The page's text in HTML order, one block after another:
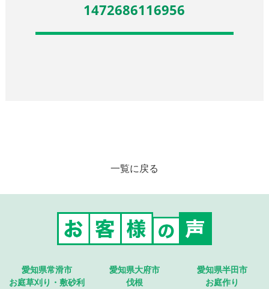
1472686116956
一覧に戻る
愛知県常滑市
お庭草刈り・敷砂利
愛知県大府市
伐根
愛知県半田市
お庭作り